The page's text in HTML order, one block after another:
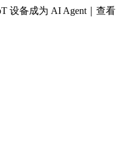
设备成为 AI Agent｜查看